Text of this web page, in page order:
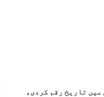
تاریخ رقم کردی،